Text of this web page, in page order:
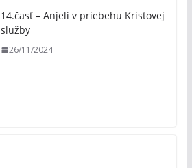
14.časť – Anjeli v priebehu Kristovej
služby
26/11/2024